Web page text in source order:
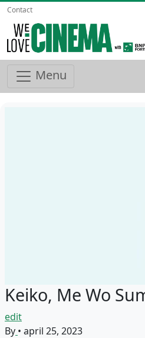
Contact
Menu
Keiko, Me Wo
edit
By • april 25, 2023